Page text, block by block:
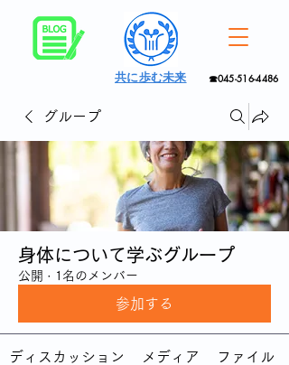
☎045-516-4486
共に歩む未来
グループ
身体について学ぶグループ
公開 · 1名のメンバー
参加する
ディスカッション メディア ファイル